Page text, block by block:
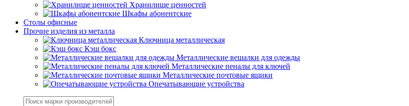
Хранилище ценностей
Шкафы абонентские
Столы офисные
Прочие изделия из металла
Ключница металлическая
Кэш бокс
Металлические вешалки для одежды
Металлические пеналы для ключей
Металлические почтовые ящики
Опечатывающие устройства